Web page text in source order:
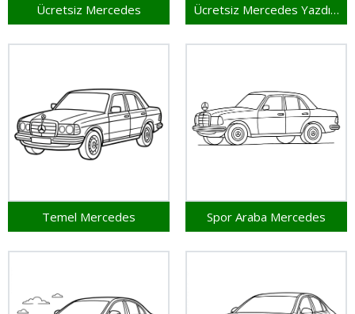
Ücretsiz Mercedes Ücretsiz Mercedes Yazdırılabilir
Temel Mercedes Spor Araba Mercedes